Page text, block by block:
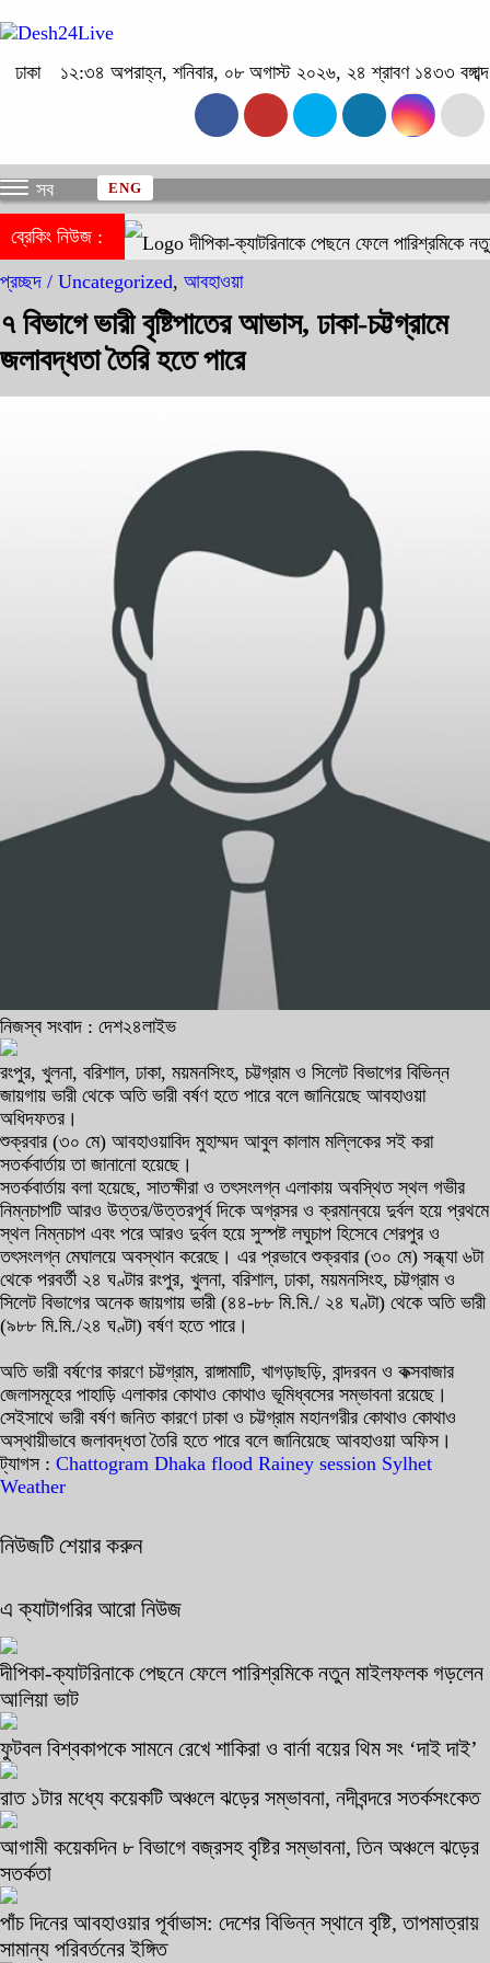
ঢাকা ১২:৩৪ অপরাহ্ন, শনিবার, ০৮ অগাস্ট ২০২৬, ২৪ শ্রাবণ ১৪৩৩ বঙ্গাব্দ
সব ENG
ব্রেকিং নিউজ :
দীপিকা-ক্যাটরিনাকে পেছনে ফেলে পারিশ্রমিকে
প্রচ্ছদ / Uncategorized, আবহাওয়া
৭ বিভাগে ভারী বৃষ্টিপাতের আভাস, ঢাকা-চট্টগ্রামে
জলাবদ্ধতা তৈরি হতে পারে
নিজস্ব সংবাদ : দেশ২৪লাইভ
রংপুর, খুলনা, বরিশাল, ঢাকা, ময়মনসিংহ, চট্টগ্রাম ও সিলেট বিভাগের বিভিন্ন
জায়গায় ভারী থেকে অতি ভারী বর্ষণ হতে পারে বলে জানিয়েছে আবহাওয়া
অধিদফতর।
শুক্রবার (৩০ মে) আবহাওয়াবিদ মুহাম্মদ আবুল কালাম মল্লিকের সই করা
সতর্কবার্তায় তা জানানো হয়েছে।
সতর্কবার্তায় বলা হয়েছে, সাতক্ষীরা ও তৎসংলগ্ন এলাকায় অবস্থিত স্থল গভীর
নিম্নচাপটি আরও উত্তর/উত্তরপূর্ব দিকে অগ্রসর ও ক্রমান্বয়ে দুর্বল হয়ে প্রথমে
স্থল নিম্নচাপ এবং পরে আরও দুর্বল হয়ে সুস্পষ্ট লঘুচাপ হিসেবে শেরপুর ও
তৎসংলগ্ন মেঘালয়ে অবস্থান করেছে। এর প্রভাবে শুক্রবার (৩০ মে) সন্ধ্যা ৬টা
থেকে পরবর্তী ২৪ ঘণ্টার রংপুর, খুলনা, বরিশাল, ঢাকা, ময়মনসিংহ, চট্টগ্রাম ও
সিলেট বিভাগের অনেক জায়গায় ভারী (৪৪-৮৮ মি.মি./ ২৪ ঘণ্টা) থেকে অতি ভারী
(৯৮৮ মি.মি./২৪ ঘণ্টা) বর্ষণ হতে পারে।
অতি ভারী বর্ষণের কারণে চট্টগ্রাম, রাঙ্গামাটি, খাগড়াছড়ি, বান্দরবন ও কক্সবাজার
জেলাসমূহের পাহাড়ি এলাকার কোথাও কোথাও ভূমিধ্বসের সম্ভাবনা রয়েছে।
সেইসাথে ভারী বর্ষণ জনিত কারণে ঢাকা ও চট্টগ্রাম মহানগরীর কোথাও কোথাও
অস্থায়ীভাবে জলাবদ্ধতা তৈরি হতে পারে বলে জানিয়েছে আবহাওয়া অফিস।
ট্যাগস : Chattogram Dhaka flood Rainey session Sylhet
Weather
নিউজটি শেয়ার করুন
এ ক্যাটাগরির আরো নিউজ
দীপিকা-ক্যাটরিনাকে পেছনে ফেলে পারিশ্রমিকে নতুন মাইলফলক গড়লেন
আলিয়া ভাট
ফুটবল বিশ্বকাপকে সামনে রেখে শাকিরা ও বার্না বয়ের থিম সং ‘দাই দাই’
রাত ১টার মধ্যে কয়েকটি অঞ্চলে ঝড়ের সম্ভাবনা, নদীবন্দরে সতর্কসংকেত
আগামী কয়েকদিন ৮ বিভাগে বজ্রসহ বৃষ্টির সম্ভাবনা, তিন অঞ্চলে ঝড়ের
সতর্কতা
পাঁচ দিনের আবহাওয়ার পূর্বাভাস: দেশের বিভিন্ন স্থানে বৃষ্টি, তাপমাত্রায়
সামান্য পরিবর্তনের ইঙ্গিত